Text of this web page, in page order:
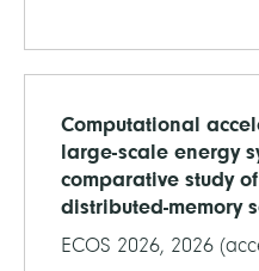
Computational
large-scale energy
comparative study
distributed-memory
ECOS 2026, 2026